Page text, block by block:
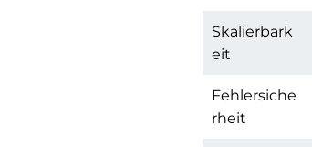
Skalierbark
eit
Fehlersiche
rheit